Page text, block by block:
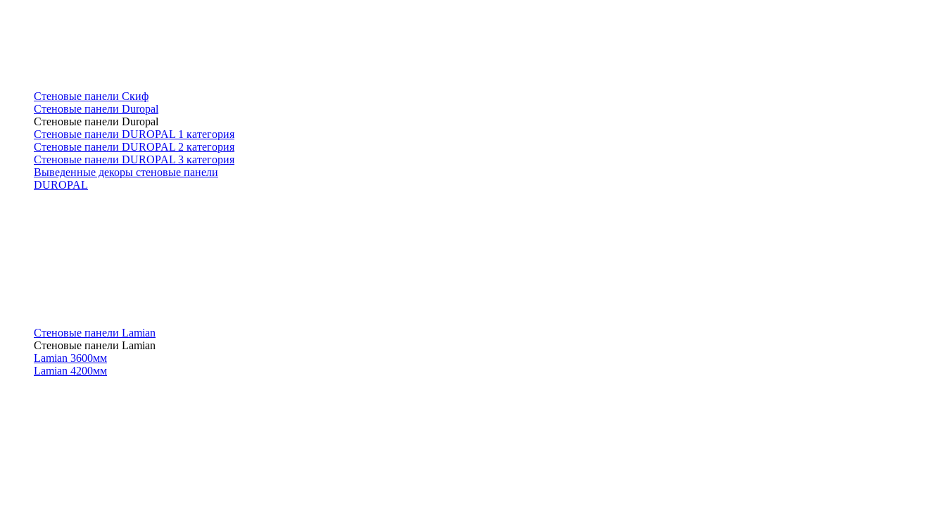
Стеновые панели Скиф
Стеновые панели Duropal
Стеновые панели Duropal
Стеновые панели DUROPAL 1 категория
Стеновые панели DUROPAL 2 категория
Стеновые панели DUROPAL 3 категория
Выведенные декоры стеновые панели
DUROPAL
Стеновые панели Lamian
Стеновые панели Lamian
Lamian 3600мм
Lamian 4200мм